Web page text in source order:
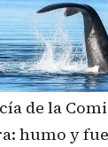
de la
humo y